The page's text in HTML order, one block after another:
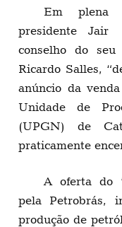
Em plena
presidente
conselho do
Ricardo Salles,
anúncio da
Unidade de
(UPGN) de
praticamente
A oferta do
pela Petrobrás,
produção de